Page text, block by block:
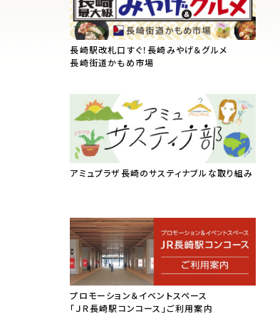
長崎駅改札口すぐ！長崎みやげ＆グルメ
長崎街道かもめ市場
アミュプラザ長崎のサスティナブルな取り組み
プロモーション＆イベントスペース
「ＪＲ長崎駅コンコース」ご利用案内